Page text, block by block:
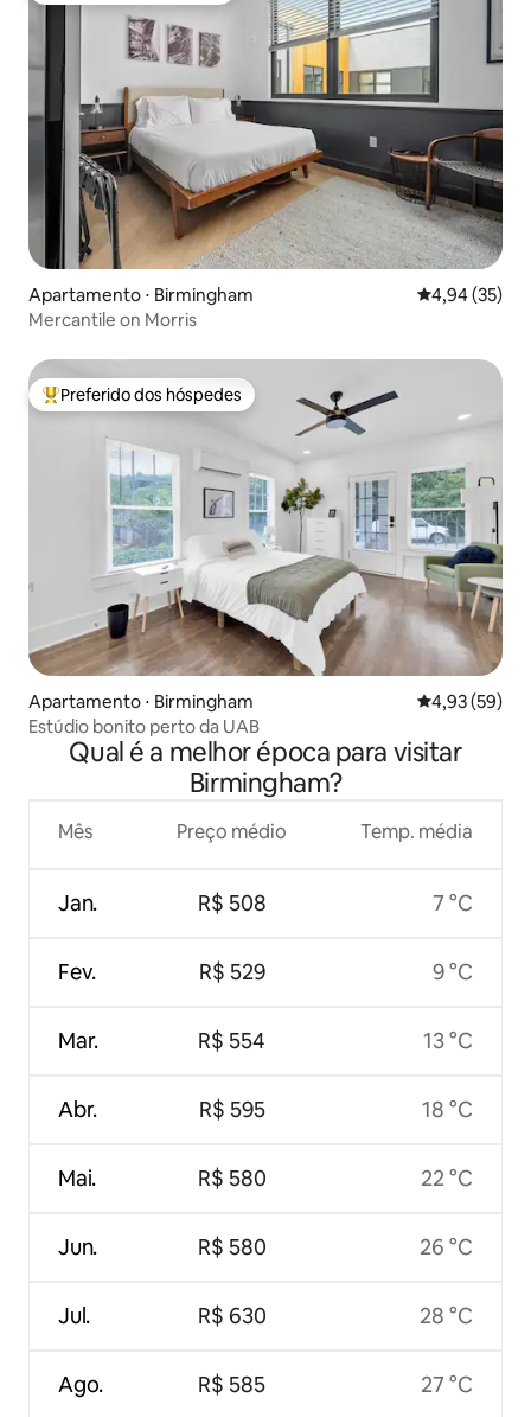
Apartamento ⋅ Birmingham 4,94 de uma
4,94 (35)
Mercantile on Morris
Entre os melhores preferidos dos hóspedes
Preferido dos hóspedes
Apartamento ⋅ Birmingham 4,93 de uma
4,93 (59)
Estúdio bonito perto da UAB
Qual é a melhor época para visitar
Birmingham?
Mês
Jan.
Fev.
Mar.
Abr.
Mai.
Jun.
Jul.
Ago.
Preço médio
R$ 508
R$ 529
R$ 554
R$ 595
R$ 580
R$ 580
R$ 630
R$ 585
Temp. média
7 °C
9 °C
13 °C
18 °C
22 °C
26 °C
28 °C
27 °C